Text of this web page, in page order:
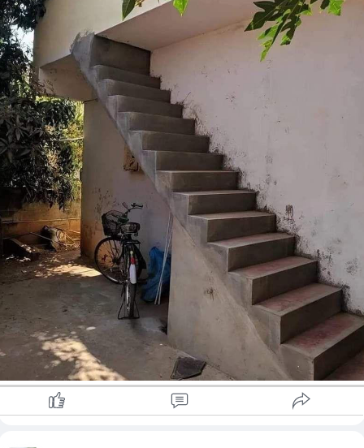
🚐Breeze garden Addes
ရန်ကုန်ဘက်က လာမယ်ဆိုရင်တော့ (၁၀) မိုင်ကုန်း၊
ဘူးလယ်အင်းရွာ (အင်းတကော်အကျော်) ဓမ္မဒူတ
တက္ကသိုလ်ရှေ့လမ်းက "Breeze garden " ဆိုတဲ့
ဆိုင်းဘုတ်အတိုင်း ဝင်လာလို့ရပါတယ်
🚗ပဲခူးဘက်က လာရင်
ဟန်သာဂေါက်ကွင်း အကျော်၊
ဓမ္မဒူတ မုဒ်ဦးလမ်းထဲတည့်တည့်ဝင်ပြီး ဓမ္မဒူတ
တက္ကသိုလ်ရှေ့လမ်းက " Breeze Garden " ဆိုတဲ့
ဆိုင်းဘုတ်အတိုင်း ဝင်လာလို့ရပါတယ်
🚗Bus ကားနဲ့ Budget Trip လေး လာမယ်ဆိုရင်တော့
ဓမ္မဒူတ တက္ကသိုလ် (သို့) ဆယ်မိုင်ကုန်းဆင်း ခြံတရာ
လည်ပေါက်ဂိတ်လို့လည်းသိကြပါတယ်ဗျ။
အဲ့မှာ ဆင်းပြီးတည့်တည့် ဝင်လာလို့ရပါတယ်
🚗ရန်ကုန်မြို့ထဲက​နေ ​ထောက်ကြန့်လမ်းဆုံ​ရောက်တဲ့
YBSကားကိုစီးပါ ​ပြီးရင်ထောက်ကြန့်လမ်းဆုံမှာဆင်း
ပါ အဲ့က​နေမှ ပဲခူးသွားတဲ့ကားစီးပြီး ဓမ္မဒူတ​တောရ
(ဆယ်မိုင်ကုန်း) မှတ်တိုင်မှာဆင်းပါ ပြီး​တော့ ဆိုင်
ကယ် ကယ်ရီငှားပြီး Breeze Gardenကိုလာလို့ရပါ